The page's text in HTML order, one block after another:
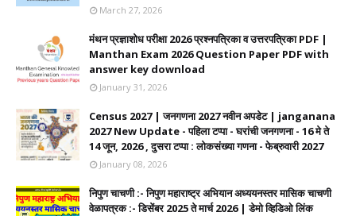
March 27, 2026
मंथन प्रज्ञाशोध परीक्षा 2026 प्रश्नपत्रिका व उत्तरपत्रिका PDF |
Manthan Exam 2026 Question Paper PDF with
answer key download
January 31, 2026
Census 2027 | जनगणना 2027 नवीन अपडेट | janganana
2027 New Update - पहिला टप्पा - घरांची जनगणना - 16 मे ते
14 जून, 2026 , दुसरा टप्पा : लोकसंख्या गणना - फेब्रुवारी 2027
January 08, 2026
निपुण चाचणी :- निपुण महाराष्ट्र अभियान अध्ययनस्तर मासिक चाचणी
वेळापत्रक :- डिसेंबर 2025 ते मार्च 2026 | डेमो व्हिडिओ लिंक